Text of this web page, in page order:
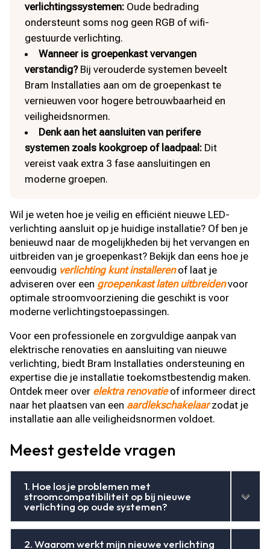
verlichtingssystemen: Oude bedrading
ondersteunt soms nog geen RGB of wifi-
gestuurde verlichting.​
Wanneer is groepenkast vervangen
verstandig?Bij verouderde systemen beveelt
Bram Installaties aan om de groepenkast te
vernieuwen voor hogere betrouwbaarheid en
veiligheidsnormen.​
Denk aan het aansluiten van perifere
systemen zoals kookgroep of laadpaal: Dit
vereist vaak extra 3 fase aansluitingen en
moderne groepen.​
Wil je weten hoe je veilig en efficiënt nieuwe LED-
verlichting aansluit op je huidige installatie? Of ben je
benieuwd naar de mogelijkheden bij het vervangen en
uitbreiden van je groepenkast? Bekijk dan eens hoe je
eenvoudig verlichting kunt installerenof laat je
adviseren over een groepenkast laten uitbreidenvoor
optimale stroomvoorziening die geschikt is voor
moderne verlichtingstoepassingen.​
Voor een professionele en zorgvuldige aanpak van
elektrische renovaties en aansluiting van nieuwe
verlichting, biedt Bram Installaties ondersteuning en
expertise die je installatie toekomstbestendig maken.​
Ontdek meer over elektra renovatieof informeer direct
naar het plaatsen van een aardlekschakelaarzodat je
installatie aan alle veiligheidsnormen voldoet.​
Meest gestelde vragen
1. Hoe los je problemen met
stroomcompatibiliteit op bij nieuwe
verlichting op oude systemen?
2. Waarom werkt mijn nieuwe verlichting